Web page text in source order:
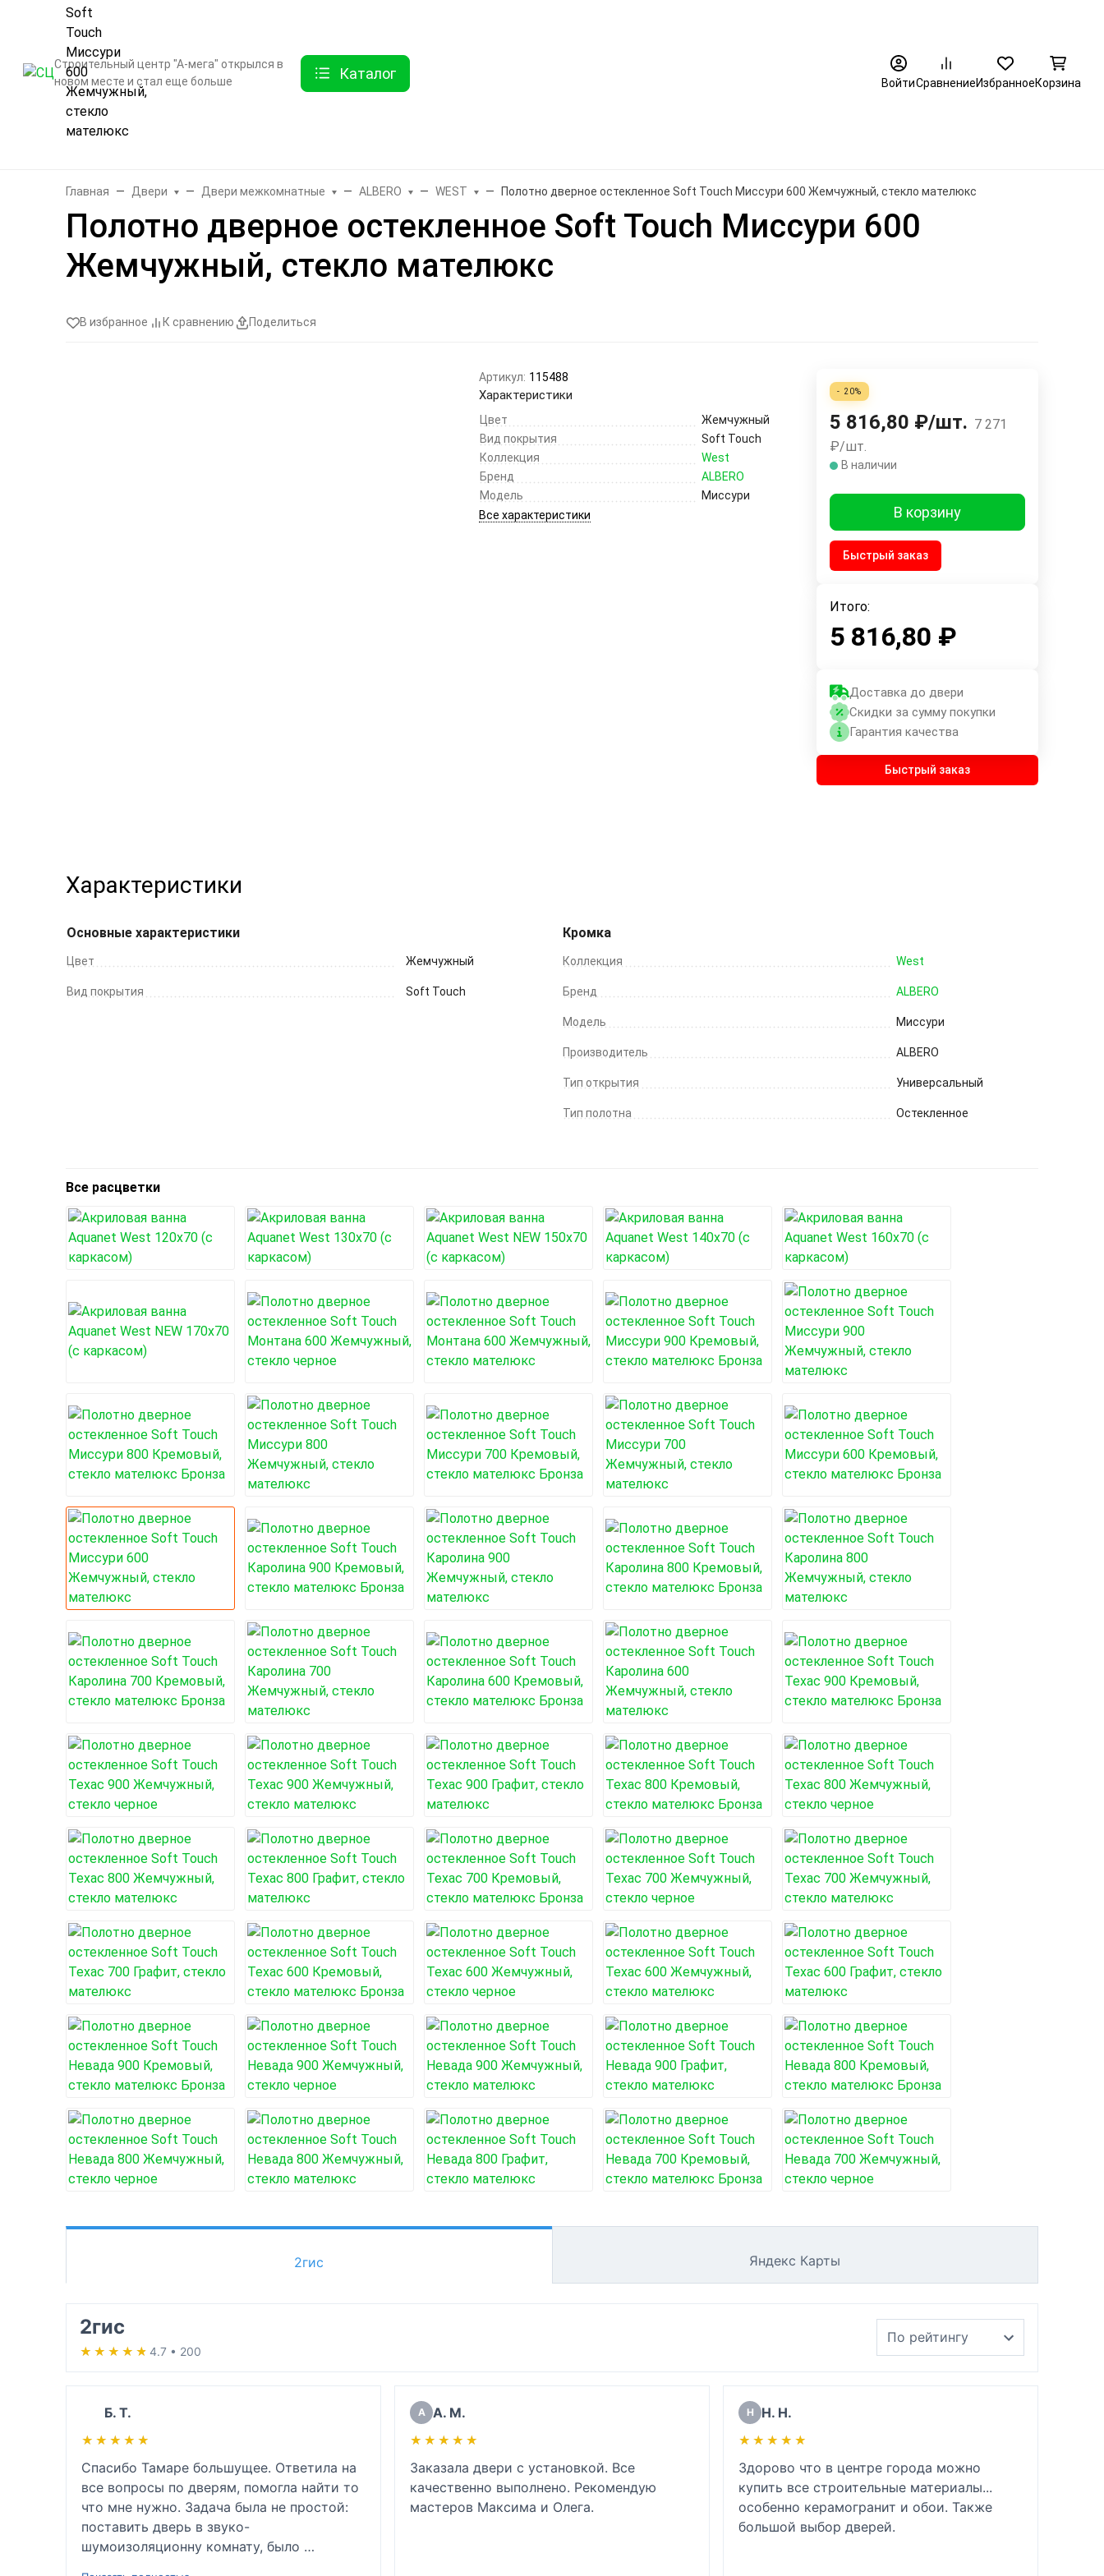
Строительный центр "А-мега" открылся в
новом месте и стал еще больше
Каталог
ВойтиСравнениеИзбранноеКорзина
Бренды Двери Ламинат
Главная Двери Двери межкомнатные ALBERO WEST Полотно дверное остекленное Soft Touch Миссури 600 Жемчужный, стекло мателюкс
Полотно дверное остекленное Soft Touch Миссури 600
Жемчужный, стекло мателюкс
В избранное К сравнению Поделиться
Артикул: 115488
Характеристики
Цвет
Жемчужный
Вид покрытия
Soft Touch
Коллекция
West
Бренд
ALBERO
Модель
Миссури
Все характеристики
- 20%
5 816,80 ₽/шт. 7 271
₽/шт.
В наличии
В корзину
Быстрый заказ
Итого:
5 816,80 ₽
Доставка до двери
Скидки за сумму покупки
Гарантия качества
Быстрый заказ
Характеристики
Основные характеристики
Цвет Жемчужный
Вид покрытия Soft Touch
Кромка
Коллекция West
Бренд ALBERO
Модель Миссури
Производитель ALBERO
Тип открытия Универсальный
Тип полотна Остекленное
Все расцветки
2гис Яндекс Карты
2гис
★★★★★
★★★★★ 4.7 • 200
Б. Т.
★★★★★
★★★★★
Спасибо Тамаре большущее. Ответила на
все вопросы по дверям, помогла найти то
что мне нужно. Задача была не простой:
поставить дверь в звуко-
шумоизоляционну комнату, было
А А. М.
★★★★★
★★★★★
Заказала двери с установкой. Все
качественно выполнено. Рекомендую
мастеров Максима и Олега.
Н Н. Н.
★★★★★
★★★★★
Здорово что в центре города можно
купить все строительные материалы...
особенно керамогранит и обои. Также
большой выбор дверей.